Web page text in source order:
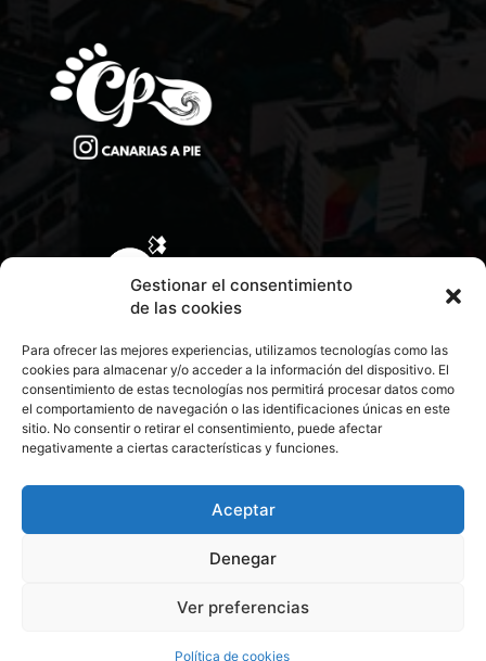
Gestionar el consentimiento
de las cookies
Para ofrecer las mejores experiencias, utilizamos tecnologías como las
cookies para almacenar y/o acceder a la información del dispositivo. El
consentimiento de estas tecnologías nos permitirá procesar datos como
el comportamiento de navegación o las identificaciones únicas en este
sitio. No consentir o retirar el consentimiento, puede afectar
negativamente a ciertas características y funciones.
Aceptar
Denegar
Ver preferencias
Política de cookies
CONTACTA CON NOSOTROS
© 2026 Todos los derechos reservados. Culturamanía